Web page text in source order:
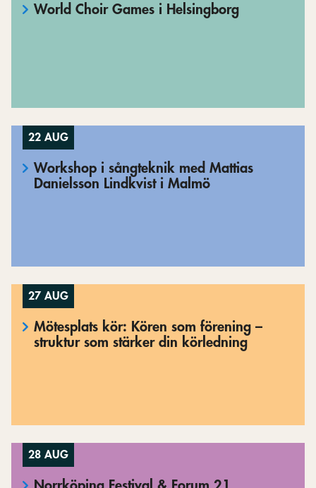
World Choir Games i Helsingborg
22 AUG
Workshop i sångteknik med Mattias
Danielsson Lindkvist i Malmö
27 AUG
Mötesplats kör: Kören som förening –
struktur som stärker din körledning
28 AUG